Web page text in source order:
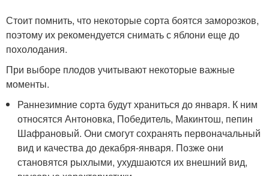
Стоит помнить, что некоторые сорта боятся заморозков,
поэтому их рекомендуется снимать с яблони еще до
похолодания.
При выборе плодов учитывают некоторые важные
моменты.
Раннезимние сорта будут храниться до января. К ним
относятся Антоновка, Победитель, Макинтош, пепин
Шафрановый. Они смогут сохранять первоначальный
вид и качества до декабря-января. Позже они
становятся рыхлыми, ухудшаются их внешний вид,